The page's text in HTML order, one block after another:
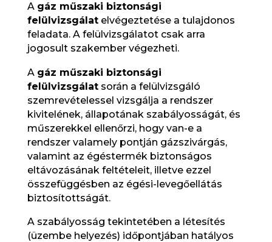
A gáz műszaki biztonsági
felülvizsgálatelvégeztetése a tulajdonos
feladata. A felülvizsgálatot csak arra
jogosult szakember végezheti.
A gáz műszaki biztonsági
felülvizsgálatsorán a felülvizsgáló
szemrevételessel vizsgálja a rendszer
kivitelének, állapotának szabályosságát, és
műszerekkel ellenőrzi, hogy van-e a
rendszer valamely pontján gázszivárgás,
valamint az égéstermék biztonságos
eltávozásának feltételeit, illetve ezzel
összefüggésben az égési-levegőellátás
biztosítottságát.
A szabályosság tekintetében a létesítés
(üzembe helyezés) időpontjában hatályos